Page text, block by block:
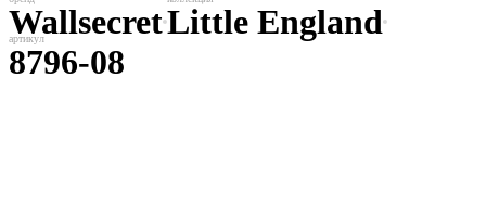
WallsecretLittle England
8796-08